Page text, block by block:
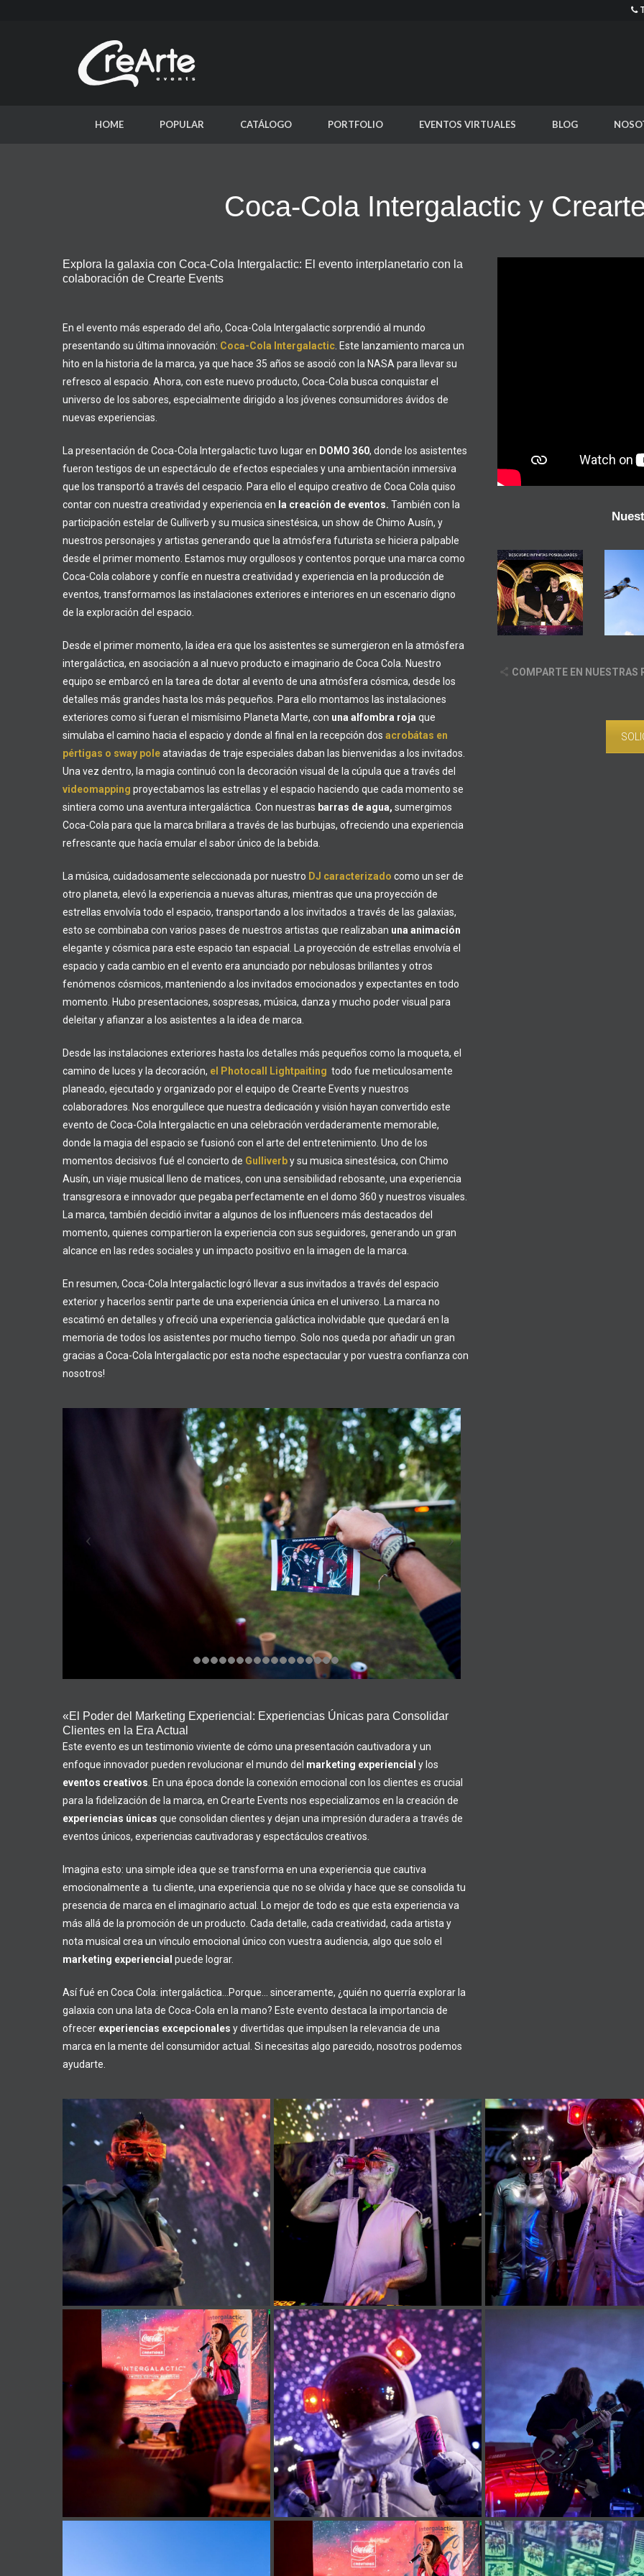
HOME POPULAR CATÁLOGO PORTFOLIO EVENTOS VIRTUALES BLOG
Coca-Cola Intergalactic y
Explora la galaxia con Coca-Cola Intergalactic: El evento interplanetario con la
colaboración de Crearte Events
En el evento más esperado del año, Coca-Cola Intergalactic sorprendió al mundo
presentando su última innovación: Coca-Cola Intergalactic . Este lanzamiento marca un
hito en la historia de la marca, ya que hace 35 años se asoció con la NASA para llevar su
refresco al espacio. Ahora, con este nuevo producto, Coca-Cola busca conquistar el
universo de los sabores, especialmente dirigido a los jóvenes consumidores ávidos de
nuevas experiencias.
La presentación de Coca-Cola Intergalactic tuvo lugar en DOMO 360, donde los asistentes
fueron testigos de un espectáculo de efectos especiales y una ambientación inmersiva
que los transportó a través del cespacio. Para ello el equipo creativo de Coca Cola quiso
contar con nuestra creatividad y experiencia en la creación de eventos. También con la
participación estelar de Gulliverb y su musica sinestésica, un show de Chimo Ausín, y
nuestros personajes y artistas generando que la atmósfera futurista se hiciera palpable
desde el primer momento. Estamos muy orgullosos y contentos porque una marca como
Coca-Cola colabore y confíe en nuestra creatividad y experiencia en la producción de
eventos, transformamos las instalaciones exteriores e interiores en un escenario digno
de la exploración del espacio.
Desde el primer momento, la idea era que los asistentes se sumergieron en la atmósfera
intergaláctica, en asociación a al nuevo producto e imaginario de Coca Cola. Nuestro
equipo se embarcó en la tarea de dotar al evento de una atmósfera cósmica, desde los
detalles más grandes hasta los más pequeños. Para ello montamos las instalaciones
exteriores como si fueran el mismísimo Planeta Marte, con una alfombra roja que
simulaba el camino hacia el espacio y donde al final en la recepción dos acrobátas en
pértigas o sway poleataviadas de traje especiales daban las bienvenidas a los invitados.
Una vez dentro, la magia continuó con la decoración visual de la cúpula que a través del
videomapping proyectabamos las estrellas y el espacio haciendo que cada momento se
sintiera como una aventura intergaláctica. Con nuestras barras de agua, sumergimos
Coca-Cola para que la marca brillara a través de las burbujas, ofreciendo una experiencia
refrescante que hacía emular el sabor único de la bebida.
La música, cuidadosamente seleccionada por nuestro DJ caracterizado como un ser de
otro planeta, elevó la experiencia a nuevas alturas, mientras que una proyección de
estrellas envolvía todo el espacio, transportando a los invitados a través de las galaxias,
esto se combinaba con varios pases de nuestros artistas que realizaban una animación
elegante y cósmica para este espacio tan espacial. La proyección de estrellas envolvía el
espacio y cada cambio en el evento era anunciado por nebulosas brillantes y otros
fenómenos cósmicos, manteniendo a los invitados emocionados y expectantes en todo
momento. Hubo presentaciones, sospresas, música, danza y mucho poder visual para
deleitar y afianzar a los asistentes a la idea de marca.
Desde las instalaciones exteriores hasta los detalles más pequeños como la moqueta, el
camino de luces y la decoración, el Photocall Lightpaiting todo fue meticulosamente
planeado, ejecutado y organizado por el equipo de Crearte Events y nuestros
colaboradores. Nos enorgullece que nuestra dedicación y visión hayan convertido este
evento de Coca-Cola Intergalactic en una celebración verdaderamente memorable,
donde la magia del espacio se fusionó con el arte del entretenimiento. Uno de los
momentos decisivos fué el concierto de Gulliverby su musica sinestésica, con Chimo
Ausín, un viaje musical lleno de matices, con una sensibilidad rebosante, una experiencia
transgresora e innovador que pegaba perfectamente en el domo 360 y nuestros visuales.
La marca, también decidió invitar a algunos de los influencers más destacados del
momento, quienes compartieron la experiencia con sus seguidores, generando un gran
alcance en las redes sociales y un impacto positivo en la imagen de la marca.
En resumen, Coca-Cola Intergalactic logró llevar a sus invitados a través del espacio
exterior y hacerlos sentir parte de una experiencia única en el universo. La marca no
escatimó en detalles y ofreció una experiencia galáctica inolvidable que quedará en la
memoria de todos los asistentes por mucho tiempo. Solo nos queda por añadir un gran
gracias a Coca-Cola Intergalactic por esta noche espectacular y por vuestra confianza con
nosotros!
«El Poder del Marketing Experiencial: Experiencias Únicas para Consolidar
Clientes en la Era Actual
Este evento es un testimonio viviente de cómo una presentación cautivadora y un
enfoque innovador pueden revolucionar el mundo del marketing experiencial y los
eventos creativos . En una época donde la conexión emocional con los clientes es crucial
para la fidelización de la marca, en Crearte Events nos especializamos en la creación de
experiencias únicas que consolidan clientes y dejan una impresión duradera a través de
eventos únicos, experiencias cautivadoras y espectáculos creativos.
Imagina esto: una simple idea que se transforma en una experiencia que cautiva
emocionalmente a tu cliente, una experiencia que no se olvida y hace que se consolida tu
presencia de marca en el imaginario actual. Lo mejor de todo es que esta experiencia va
más allá de la promoción de un producto. Cada detalle, cada creatividad, cada artista y
nota musical crea un vínculo emocional único con vuestra audiencia, algo que solo el
marketing experiencial puede lograr.
Así fué en Coca Cola: intergaláctica…Porque… sinceramente, ¿quién no querría explorar la
galaxia con una lata de Coca-Cola en la mano? Este evento destaca la importancia de
ofrecer experiencias excepcionales y divertidas que impulsen la relevancia de una
marca en la mente del consumidor actual. Si necesitas algo parecido, nosotros podemos
ayudarte.
Photocall
Lightpainting
en
COMPARTE EN NUESTRAS